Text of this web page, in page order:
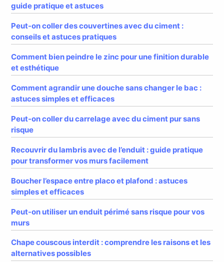
guide pratique et astuces
Peut-on coller des couvertines avec du ciment :
conseils et astuces pratiques
Comment bien peindre le zinc pour une finition durable
et esthétique
Comment agrandir une douche sans changer le bac :
astuces simples et efficaces
Peut-on coller du carrelage avec du ciment pur sans
risque
Recouvrir du lambris avec de l’enduit : guide pratique
pour transformer vos murs facilement
Boucher l’espace entre placo et plafond : astuces
simples et efficaces
Peut-on utiliser un enduit périmé sans risque pour vos
murs
Chape couscous interdit : comprendre les raisons et les
alternatives possibles